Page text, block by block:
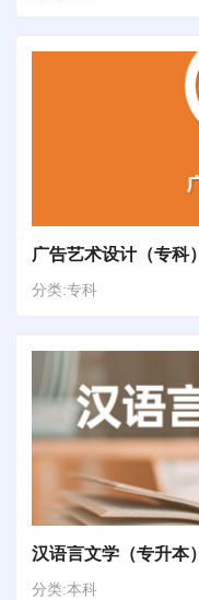
广告艺术设计（专科）
分类:专科
汉语言文学（专升本）
分类:本科